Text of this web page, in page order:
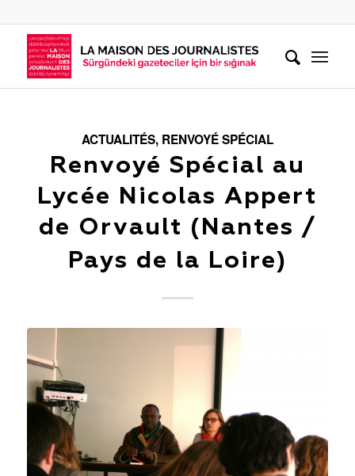
ACTUALITÉS, RENVOYÉ SPÉCIAL
Renvoyé Spécial au
Lycée Nicolas Appert
de Orvault (Nantes /
Pays de la Loire)